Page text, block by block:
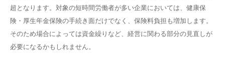
超となります。対象の短時間労働者が多い企業においては、健康保
険・厚生年金保険の手続き面だけでなく、保険料負担も増加します。
そのため場合によっては資金繰りなど、経営に関わる部分の見直しが
必要になるかもしれません。